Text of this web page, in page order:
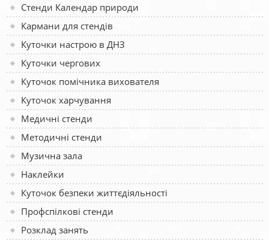
Стенди Календар природи
Кармани для стендів
Куточки настрою в ДНЗ
Куточки чергових
Куточок помічника вихователя
Куточок харчування
Медичні стенди
Методичні стенди
Музична зала
Наклейки
Куточок безпеки життєдіяльності
Профспілкові стенди
Розклад занять